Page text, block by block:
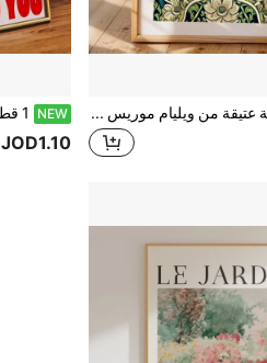
1 قطعة جدارية عتيقة من ويليام موريس بطاووس وحدائق كيو - ملصق زهري أنيق، طباعة على قماش، مؤطر أو غير مؤطر، هدية مثالية للترحيب بالمنزل الجديد، ديكور شقة سكن جامعي NEW
JOD1.10